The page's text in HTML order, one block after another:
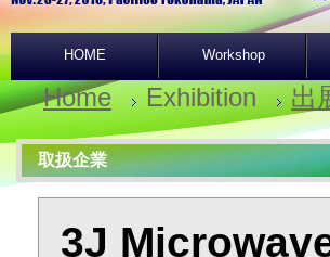
HOME Workshop
Home Exhibition 出
取扱企業
3J